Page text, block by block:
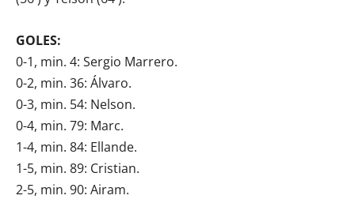
GOLES:
0-1, min. 4: Sergio Marrero.
0-2, min. 36: Álvaro.
0-3, min. 54: Nelson.
0-4, min. 79: Marc.
1-4, min. 84: Ellande.
1-5, min. 89: Cristian.
2-5, min. 90: Airam.